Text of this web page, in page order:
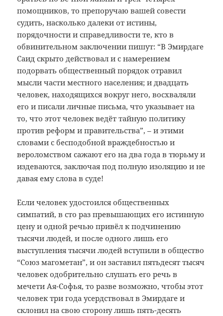
помощников, то препоручаю вашей совести
судить, насколько далеки от истины,
порядочности и справедливости те, кто в
обвинительном заключении пишут: “В Эмирдаге
Саид скрыто действовал и с намерением
подорвать общественный порядок отравил
мысли части местного населения; и двадцать
человек, находящихся вокруг него, восхваляли
его и писали личные письма, что указывает на
то, что этот человек ведёт тайную политику
против реформ и правительства”, – и этими
словами с бесподобной враждебностью и
вероломством сажают его на два года в тюрьму и
издеваются, заключая под полную изоляцию и не
давая ему слова в суде!
Если человек удостоился общественных
симпатий, в сто раз превышающих его истинную
цену и одной речью привёл к подчинению
тысячи людей, и после одного лишь его
выступления тысячи людей вступили в общество
“Союз магометан”, и он заставил пятьдесят тысяч
человек одобрительно слушать его речь в
мечети Ая-Софья, то разве возможно, чтобы этот
человек три года усердствовал в Эмирдаге и
склонил на свою сторону лишь пять-десять